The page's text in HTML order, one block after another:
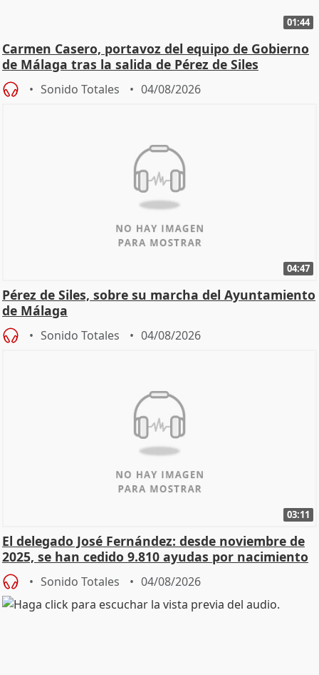
01:44
Carmen Casero, portavoz del equipo de Gobierno
de Málaga tras la salida de Pérez de Siles
Sonido Totales 04/08/2026
04:47
Pérez de Siles, sobre su marcha del Ayuntamiento
de Málaga
Sonido Totales 04/08/2026
03:11
El delegado José Fernández: desde noviembre de
2025, se han cedido 9.810 ayudas por nacimiento
Sonido Totales 04/08/2026